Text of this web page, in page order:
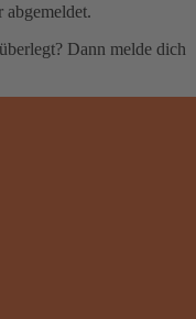
Dann melde dich